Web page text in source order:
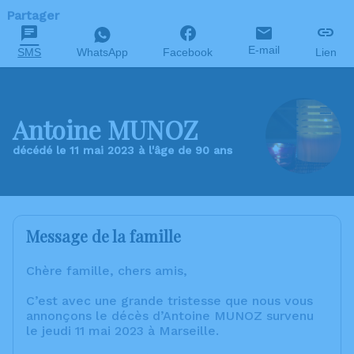
Partager
SMS WhatsApp Facebook E-mail Lien
Antoine MUNOZ
décédé le 11 mai 2023 à l'âge de 90 ans
Message de la famille
Chère famille, chers amis,
C’est avec une grande tristesse que nous vous
annonçons le décès d’Antoine MUNOZ survenu
le jeudi 11 mai 2023 à Marseille.